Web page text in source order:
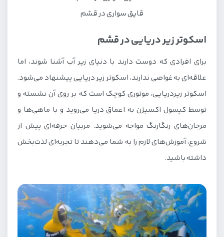
قایق سواری در قشم
اسکوتر زیر دریایی در قشم
برای افرادی که دوست دارند با دنیای زیر آب آشنا شوند، اما
علاقه‌ای به غواصی ندارند، اسکوتر زیر دریایی پیشنهاد می‌شود.
اسکوتر زیردریایی، موتوری کوچک است که بر روی آن نشسته و
توسط کپسول اکسیژن به اعماق دریا می‌روید و با ماهی‌ها و
مرجان‌های رنگارنگ مواجه می‌شوید. مربیان حرفه‌ای پیش از
شروع، آموزش‌های لازم را به شما می‌دهند تا تجربه‌ای لذت‌بخش
داشته باشید.